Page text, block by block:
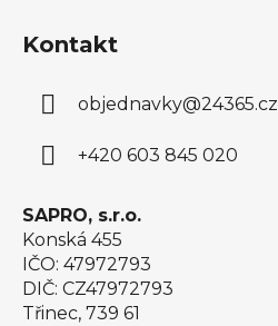
c
í
Kontakt
objednavky@24365.cz
+420 603 845 020
SAPRO, s.r.o.
Konská 455
IČO: 47972793
DIČ: CZ47972793
Třinec, 739 61